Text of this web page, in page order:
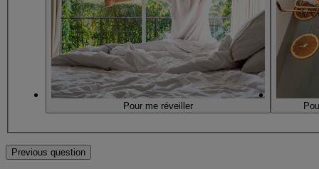
Pour me réveiller
Previous question